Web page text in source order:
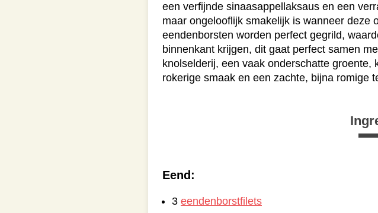
een verfijnde sinaasappellaksaus en een
maar ongelooflijk smakelijk is wanneer deze
eendenborsten worden perfect gegrild,
binnenkant krijgen, dit gaat perfect samen
knolselderij, een vaak onderschatte
rokerige smaak en een zachte, bijna romige
Eend:
3 eendenborstfilets